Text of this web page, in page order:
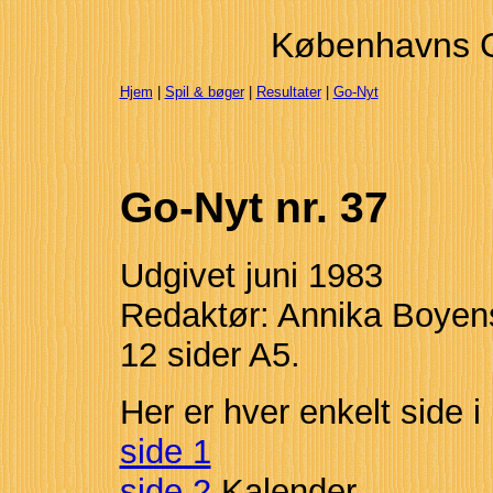
Københavns
Hjem| Spil & bøger|Resultater| Go-Nyt
Go-Nyt nr. 37
Udgivet juni 1983
Redaktør: Annika
12 sider A5.
Her er hver enkelt side
side 1